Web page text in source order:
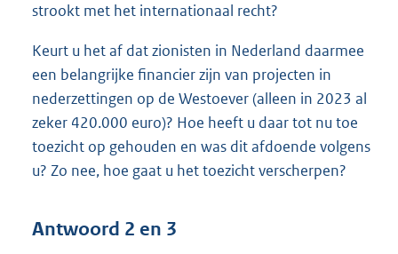
strookt met het internationaal recht?
Keurt u het af dat zionisten in Nederland daarmee
een belangrijke financier zijn van projecten in
nederzettingen op de Westoever (alleen in 2023 al
zeker 420.000 euro)? Hoe heeft u daar tot nu toe
toezicht op gehouden en was dit afdoende volgens
u? Zo nee, hoe gaat u het toezicht verscherpen?
Antwoord 2 en 3